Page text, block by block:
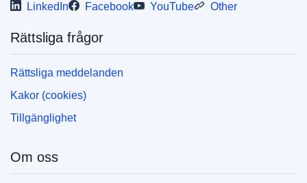
LinkedIn Facebook YouTube Other
Rättsliga frågor
Rättsliga meddelanden
Kakor (cookies)
Tillgänglighet
Om oss